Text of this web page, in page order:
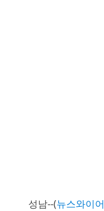
성남--(뉴스와이어